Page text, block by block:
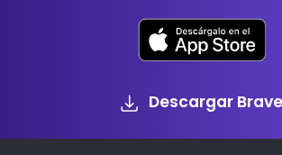
Descargar Brave